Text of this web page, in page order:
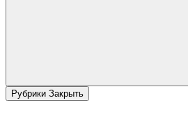
Рубрики Закрыть